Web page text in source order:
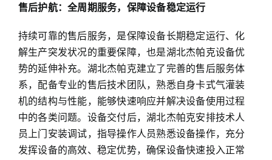
售后护航：全周期服务，保障设备稳定运行
持续可靠的售后服务，是保障设备长期稳定运行、化
解生产突发状况的重要保障，也是湖北杰帕克设备优
势的延伸补充。湖北杰帕克建立了完善的售后服务体
系，配备专业的售后技术团队，熟悉自身卡式气灌装
机的结构与性能，能够快速响应并解决设备使用过程
中的各类问题。设备交付后，湖北杰帕克安排技术人
员上门安装调试，指导操作人员熟悉设备操作，充分
发挥设备的高效、稳定优势，确保设备快速投入正常